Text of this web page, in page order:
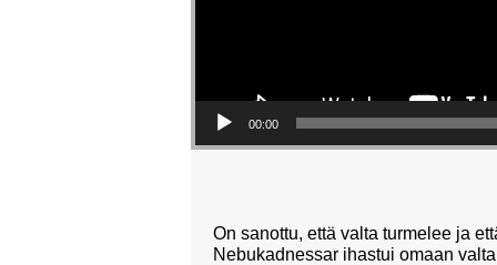
00:00
On sanottu, että valta turmelee ja
Nebukadnessar ihastui omaan